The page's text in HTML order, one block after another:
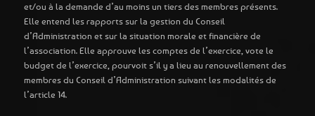
et/ou à la demande d’au moins un tiers des membres présents.
Elle entend les rapports sur la gestion du Conseil
d’Administration et sur la situation morale et financière de
l’association. Elle approuve les comptes de l’exercice, vote le
budget de l’exercice, pourvoit s’il y a lieu au renouvellement des
membres du Conseil d’Administration suivant les modalités de
l’article 14.